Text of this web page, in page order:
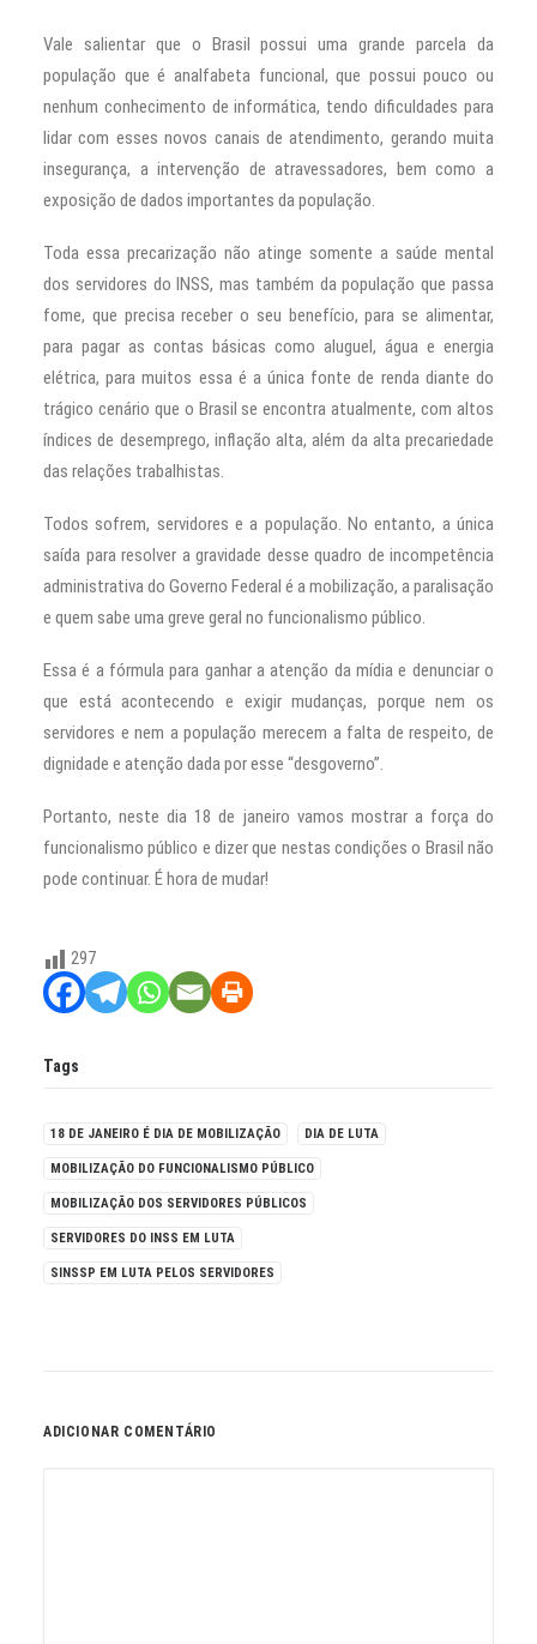
Vale salientar que o Brasil possui uma grande parcela da
população que é analfabeta funcional, que possui pouco ou
nenhum conhecimento de informática, tendo dificuldades para
lidar com esses novos canais de atendimento, gerando muita
insegurança, a intervenção de atravessadores, bem como a
exposição de dados importantes da população.
Toda essa precarização não atinge somente a saúde mental
dos servidores do INSS, mas também da população que passa
fome, que precisa receber o seu benefício, para se alimentar,
para pagar as contas básicas como aluguel, água e energia
elétrica, para muitos essa é a única fonte de renda diante do
trágico cenário que o Brasil se encontra atualmente, com altos
índices de desemprego, inflação alta, além da alta precariedade
das relações trabalhistas.
Todos sofrem, servidores e a população. No entanto, a única
saída para resolver a gravidade desse quadro de incompetência
administrativa do Governo Federal é a mobilização, a paralisação
e quem sabe uma greve geral no funcionalismo público.
Essa é a fórmula para ganhar a atenção da mídia e denunciar o
que está acontecendo e exigir mudanças, porque nem os
servidores e nem a população merecem a falta de respeito, de
dignidade e atenção dada por esse “desgoverno”.
Portanto, neste dia 18 de janeiro vamos mostrar a força do
funcionalismo público e dizer que nestas condições o Brasil não
pode continuar. É hora de mudar!
297
Tags
18 DE JANEIRO É DIA DE MOBILIZAÇÃO DIA DE LUTA
MOBILIZAÇÃO DO FUNCIONALISMO PÚBLICO
MOBILIZAÇÃO DOS SERVIDORES PÚBLICOS
SERVIDORES DO INSS EM LUTA
SINSSP EM LUTA PELOS SERVIDORES
ADICIONAR COMENTÁRIO